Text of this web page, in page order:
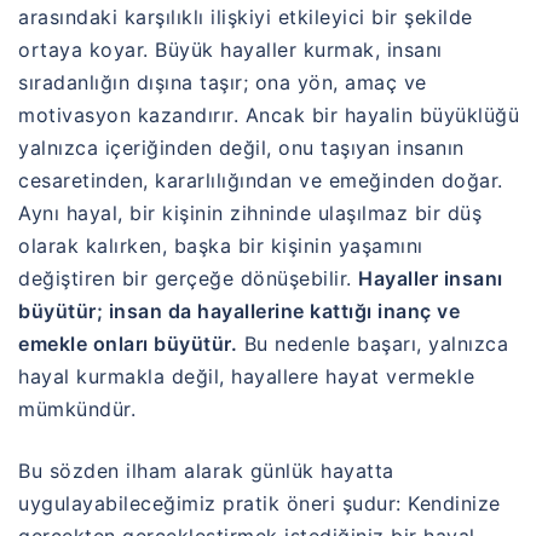
arasındaki karşılıklı ilişkiyi etkileyici bir şekilde
ortaya koyar. Büyük hayaller kurmak, insanı
sıradanlığın dışına taşır; ona yön, amaç ve
motivasyon kazandırır. Ancak bir hayalin büyüklüğü
yalnızca içeriğinden değil, onu taşıyan insanın
cesaretinden, kararlılığından ve emeğinden doğar.
Aynı hayal, bir kişinin zihninde ulaşılmaz bir düş
olarak kalırken, başka bir kişinin yaşamını
değiştiren bir gerçeğe dönüşebilir. Hayaller insanı
büyütür; insan da hayallerine kattığı inanç ve
emekle onları büyütür. Bu nedenle başarı, yalnızca
hayal kurmakla değil, hayallere hayat vermekle
mümkündür.
Bu sözden ilham alarak günlük hayatta
uygulayabileceğimiz pratik öneri şudur: Kendinize